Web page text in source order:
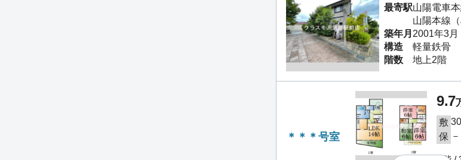
最寄駅山陽電車
山陽本線
築年月 2001年3月
構造
軽量鉄骨
階数
地上2階
＊＊＊号室
9.7
敷
保 －